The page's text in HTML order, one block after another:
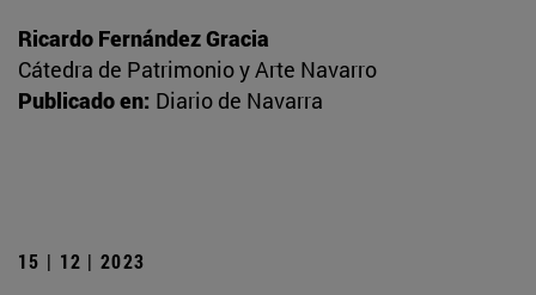
Ricardo Fernández Gracia
Cátedra de Patrimonio y Arte Navarro
Publicado en: Diario de Navarra
15 | 12 | 2023